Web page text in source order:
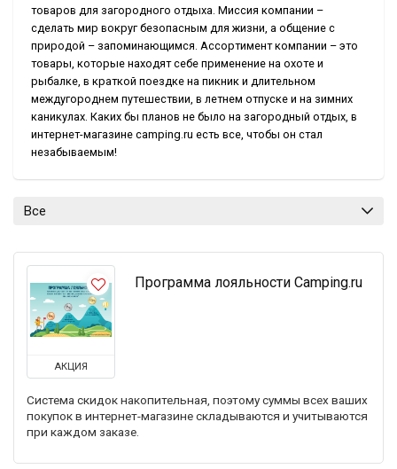
товаров для загородного отдыха. Миссия компании –
сделать мир вокруг безопасным для жизни, а общение с
природой – запоминающимся. Ассортимент компании – это
товары, которые находят себе применение на охоте и
рыбалке, в краткой поездке на пикник и длительном
междугороднем путешествии, в летнем отпуске и на зимних
каникулах. Каких бы планов не было на загородный отдых, в
интернет-магазине camping.ru есть все, чтобы он стал
незабываемым!
Все
АКЦИЯ
Программа лояльности Camping.ru
Система скидок накопительная, поэтому суммы всех ваших
покупок в интернет-магазине складываются и учитываются
при каждом заказе.